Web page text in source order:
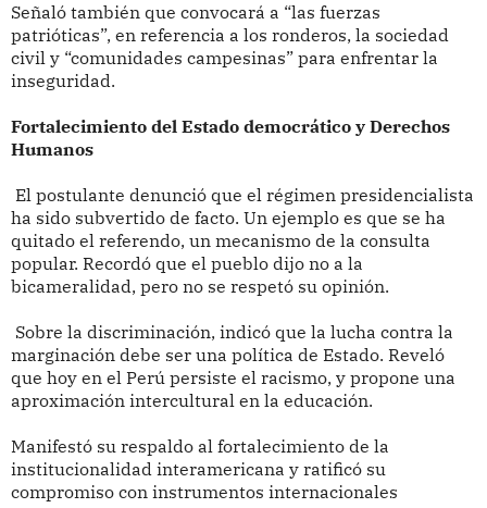
Señaló también que convocará a “las fuerzas
patrióticas”, en referencia a los ronderos, la sociedad
civil y “comunidades campesinas” para enfrentar la
inseguridad.
Fortalecimiento del Estado democrático y Derechos
Humanos
El postulante denunció que el régimen presidencialista
ha sido subvertido de facto. Un ejemplo es que se ha
quitado el referendo, un mecanismo de la consulta
popular. Recordó que el pueblo dijo no a la
bicameralidad, pero no se respetó su opinión.
Sobre la discriminación, indicó que la lucha contra la
marginación debe ser una política de Estado. Reveló
que hoy en el Perú persiste el racismo, y propone una
aproximación intercultural en la educación.
Manifestó su respaldo al fortalecimiento de la
institucionalidad interamericana y ratificó su
compromiso con instrumentos internacionales